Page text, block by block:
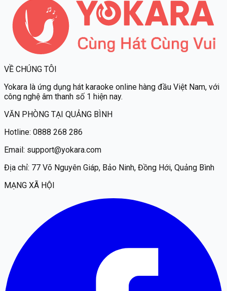
VỀ CHÚNG TÔI
Yokara là ứng dụng hát karaoke online hàng đầu Việt Nam, với
công nghệ âm thanh số 1 hiện nay.
VĂN PHÒNG TẠI QUẢNG BÌNH
Hotline: 0888 268 286
Email: support@yokara.com
Địa chỉ: 77 Võ Nguyên Giáp, Bảo Ninh, Đồng Hới, Quảng Bình
MẠNG XÃ HỘI